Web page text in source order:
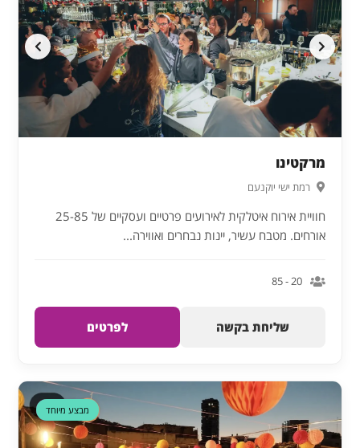
מרקטינו
רמת ישי יוקנעם
חוויית אירוח איטלקית לאירועים פרטיים ועסקיים של 25-85
אורחים. מטבח עשיר, יינות נבחרים ואווירה...
20 - 85
שליחת בקשה לפרטים
דקה 90
מבצע מיוחד